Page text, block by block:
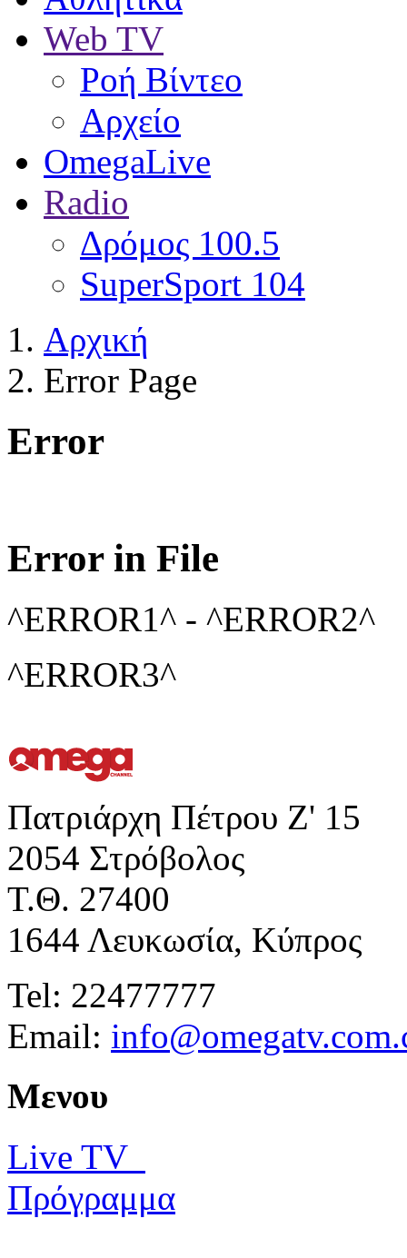
Web TV
Ροή Βίντεο
Αρχείο
OmegaLive
Radio
Δρόμος 100.5
SuperSport 104
Αρχική
Error Page
Error
Error in File
^ERROR1^ - ^ERROR2^
^ERROR3^
Πατριάρχη Πέτρου Ζ' 15
2054 Στρόβολος
Τ.Θ. 27400
1644 Λευκωσία, Κύπρος
Tel: 22477777
Email:
Μενου
Live TV
Πρόγραμμα